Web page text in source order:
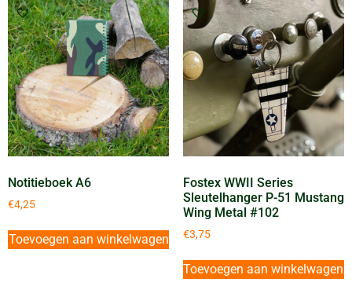
Notitieboek A6
€4,25
Toevoegen aan winkelwagen
Fostex WWII Series
Sleutelhanger P-51 Mustang
Wing Metal #102
€3,75
Toevoegen aan winkelwagen